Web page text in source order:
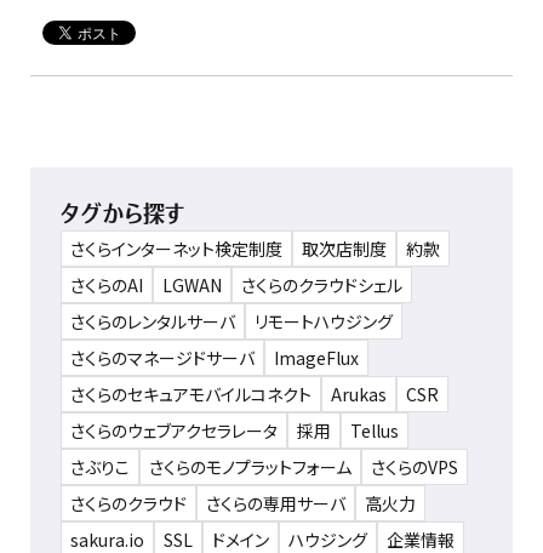
タグから探す
さくらインターネット検定制度 取次店制度
約款
さくらのAI
LGWAN
さくらのクラウドシェル
さくらのレンタルサーバ
リモートハウジング
さくらのマネージドサーバ
ImageFlux
さくらのセキュアモバイルコネクト
Arukas
CSR
さくらのウェブアクセラレータ
採用
Tellus
さぶりこ
さくらのモノプラットフォーム
さくらのVPS
さくらのクラウド
さくらの専用サーバ
高火力
sakura.io
SSL ドメイン ハウジング 企業情報